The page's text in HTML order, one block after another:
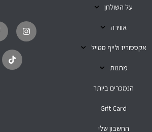
על השולחן
אווירה
אקססוריז ולייף סטייל
מתנות
הנמכרים ביותר
Gift Card
החשבון שלי
n
s
t
k